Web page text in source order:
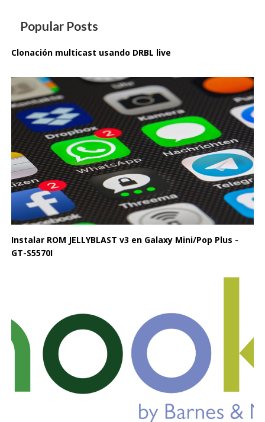
Popular Posts
Clonación multicast usando DRBL live
Instalar ROM JELLYBLAST v3 en Galaxy Mini/Pop Plus -
GT-S5570I